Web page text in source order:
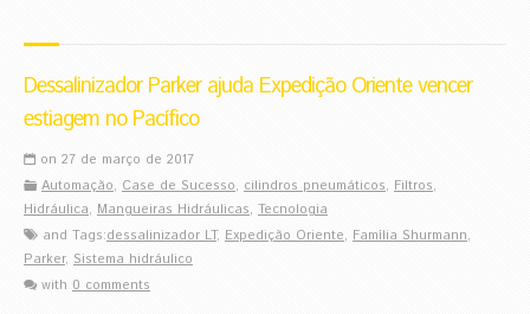
Dessalinizador Parker ajuda Expedição Oriente vencer
estiagem no Pacífico
on 27 de março de 2017
Automação, Case de Sucesso, cilindros pneumáticos, Filtros,
Hidráulica, Mangueiras Hidráulicas, Tecnologia
and Tags:dessalinizador LT, Expedição Oriente, Família Shurmann,
Parker, Sistema hidráulico
with 0 comments